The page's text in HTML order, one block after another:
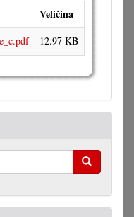
Veličina
12.97 KB